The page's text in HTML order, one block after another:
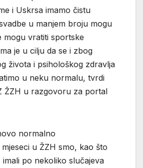
i Uskrsa imamo čistu
u manjem broju mogu
mogu vratiti sportske
je u cilju da se i zbog
života i psihološkog zdravlja
u neku normalu, tvrdi
ŽZH u razgovoru za portal
normalno
u ŽZH smo, kao što
po nekoliko slučajeva